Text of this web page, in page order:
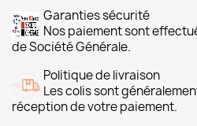
Garanties sécurité
Nos paiement sont
de Société Générale.
Politique de livraison
Les colis sont
réception de votre paiement.